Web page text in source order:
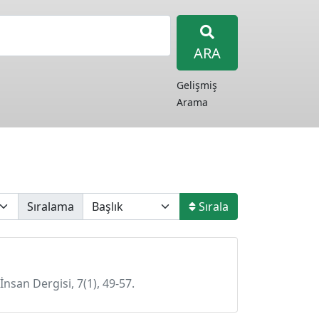
ARA
Gelişmiş
Arama
Sıralama Sırala
Dergisi, 7(1), 49-57.